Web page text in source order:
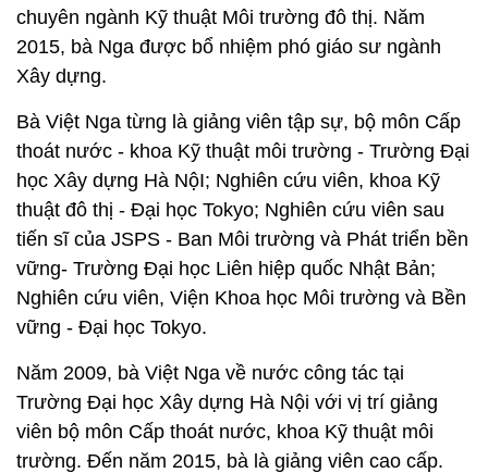
chuyên ngành Kỹ thuật Môi trường đô thị. Năm
2015, bà Nga được bổ nhiệm phó giáo sư ngành
Xây dựng.
Bà Việt Nga từng là giảng viên tập sự, bộ môn Cấp
thoát nước - khoa Kỹ thuật môi trường - Trường Đại
học Xây dựng Hà NộI; Nghiên cứu viên, khoa Kỹ
thuật đô thị - Đại học Tokyo; Nghiên cứu viên sau
tiến sĩ của JSPS - Ban Môi trường và Phát triển bền
vững- Trường Đại học Liên hiệp quốc Nhật Bản;
Nghiên cứu viên, Viện Khoa học Môi trường và Bền
vững - Đại học Tokyo.
Năm 2009, bà Việt Nga về nước công tác tại
Trường Đại học Xây dựng Hà Nội với vị trí giảng
viên bộ môn Cấp thoát nước, khoa Kỹ thuật môi
trường. Đến năm 2015, bà là giảng viên cao cấp.